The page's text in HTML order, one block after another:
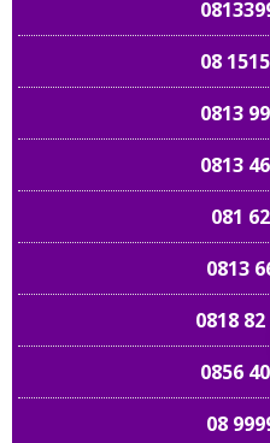
089 661
08
0813
0813
081
0813
0818 82
0856
08